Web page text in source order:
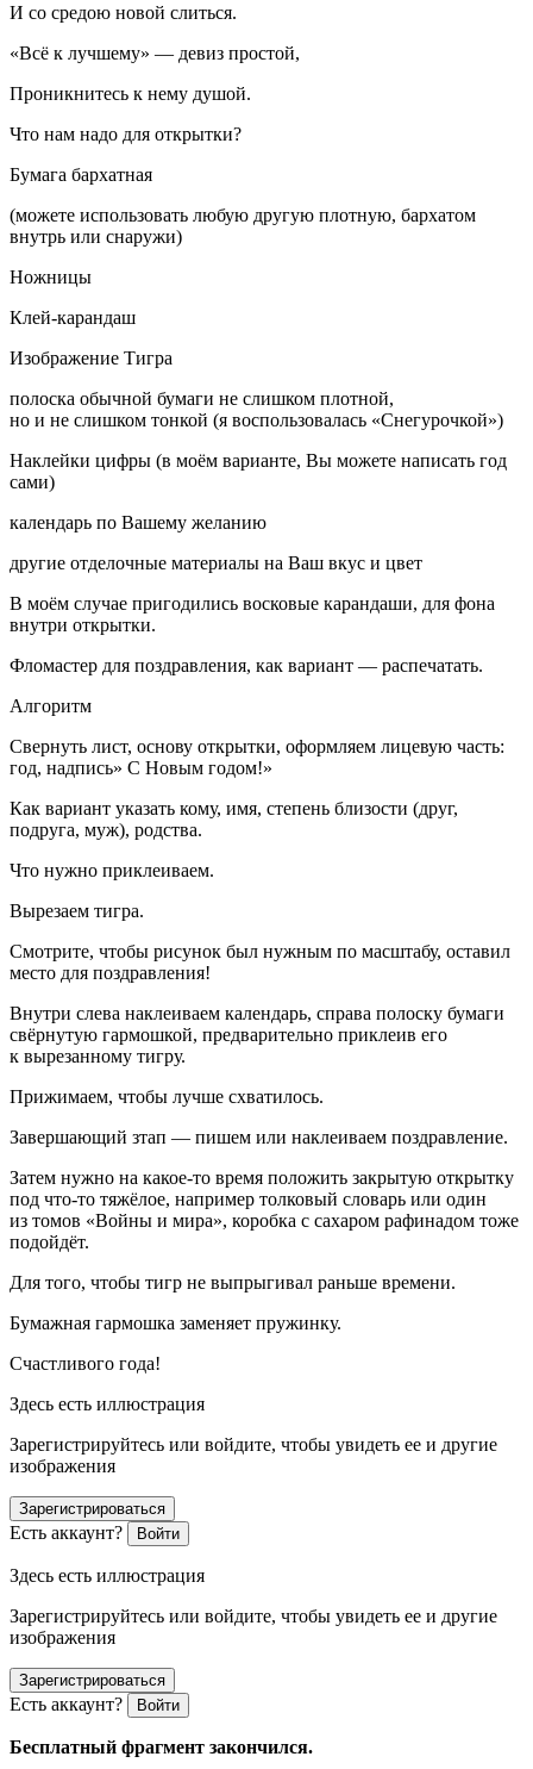
И со средою новой слиться.
«Всё к лучшему» — девиз простой,
Проникнитесь к нему душой.
Что нам надо для открытки?
Бумага бархатная
(можете использовать любую другую плотную, бархатом
внутрь или снаружи)
Ножницы
Клей-карандаш
Изображение Тигра
полоска обычной бумаги не слишком плотной,
но и не слишком тонкой (я воспользовалась «Снегурочкой»)
Наклейки цифры (в моём варианте, Вы можете написать год
сами)
календарь по Вашему желанию
другие отделочные материалы на Ваш вкус и цвет
В моём случае пригодились восковые карандаши, для фона
внутри открытки.
Фломастер для поздравления, как вариант — распечатать.
Алгоритм
Свернуть лист, основу открытки, оформляем лицевую часть:
год, надпись» С Новым годом!»
Как вариант указать кому, имя, степень близости (друг,
подруга, муж), родства.
Что нужно приклеиваем.
Вырезаем тигра.
Смотрите, чтобы рисунок был нужным по масштабу, оставил
место для поздравления!
Внутри слева наклеиваем календарь, справа полоску бумаги
свёрнутую гармошкой, предварительно приклеив его
к вырезанному тигру.
Прижимаем, чтобы лучше схватилось.
Завершающий зтап — пишем или наклеиваем поздравление.
Затем нужно на какое-то время положить закрытую открытку
под что-то тяжёлое, например толковый словарь или один
из томов «Войны и мира», коробка с сахаром рафинадом тоже
подойдёт.
Для того, чтобы тигр не выпрыгивал раньше времени.
Бумажная гармошка заменяет пружинку.
Счастливого года!
Здесь есть иллюстрация
Зарегистрируйтесь или войдите, чтобы увидеть ее и другие
изображения
Зарегистрироваться
Есть аккаунт? Войти
Здесь есть иллюстрация
Зарегистрируйтесь или войдите, чтобы увидеть ее и другие
изображения
Зарегистрироваться
Есть аккаунт? Войти
Бесплатный фрагмент закончился.